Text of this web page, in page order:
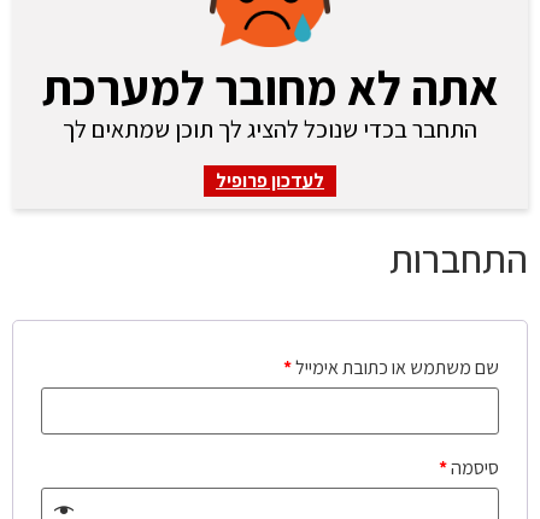
אתה לא מחובר למערכת
התחבר בכדי שנוכל להציג לך תוכן שמתאים לך
לעדכון פרופיל
התחברות
שם משתמש או כתובת אימייל*
סיסמה*